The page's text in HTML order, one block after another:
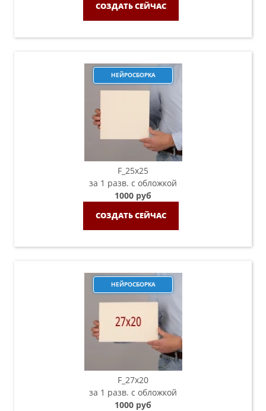
СОЗДАТЬ СЕЙЧАС
НЕЙРОСБОРКА
F_25х25
за 1 разв. с обложкой
1000 руб
СОЗДАТЬ СЕЙЧАС
НЕЙРОСБОРКА
F_27x20
за 1 разв. с обложкой
1000 руб